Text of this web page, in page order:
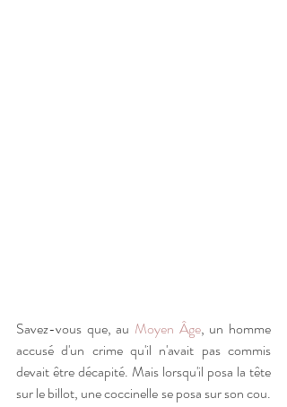
Savez-vous que, au Moyen Âge, un homme
accusé d'un crime qu'il n'avait pas commis
devait être décapité. Mais lorsqu'il posa la tête
sur le billot, une coccinelle se posa sur son cou.